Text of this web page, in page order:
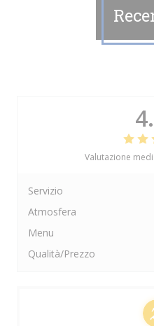
Valutazione
Servizio
Atmosfera
Menu
Qualità/Prezzo